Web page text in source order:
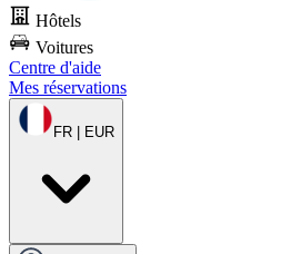
Hôtels
Voitures
Centre d'aide
Mes réservations
FR | EUR